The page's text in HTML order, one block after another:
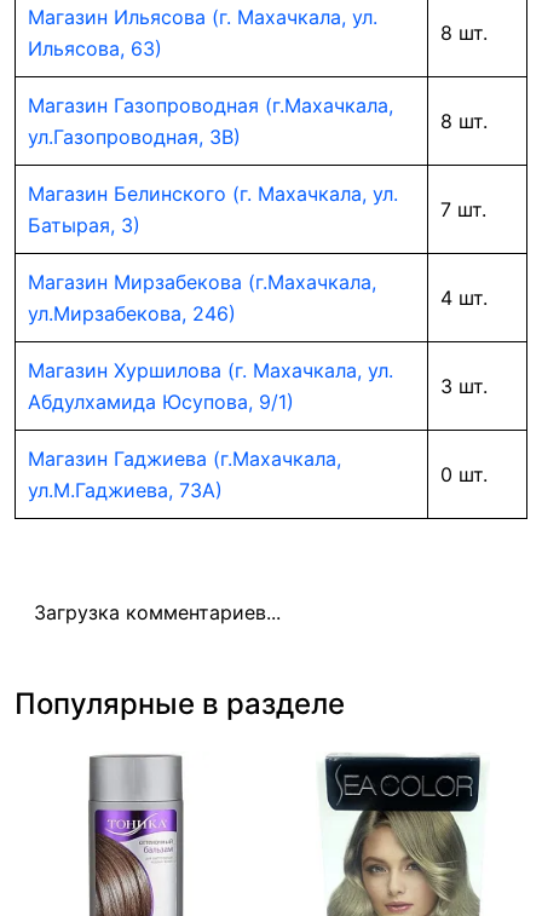
Магазин Ильясова (г. Махачкала, ул.
Ильясова, 63)
8 шт.
Магазин Газопроводная (г.Махачкала,
ул.Газопроводная, 3В)
8 шт.
Магазин Белинского (г. Махачкала, ул.
Батырая, 3)
7 шт.
Магазин Мирзабекова (г.Махачкала,
ул.Мирзабекова, 246)
4 шт.
Магазин Хуршилова (г. Махачкала, ул.
Абдулхамида Юсупова, 9/1)
3 шт.
Магазин Гаджиева (г.Махачкала,
ул.М.Гаджиева, 73А)
0 шт.
Загрузка комментариев...
Популярные в разделе